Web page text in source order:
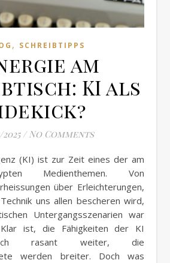
, SCHREIBTIPPS
am
KI als
/ No Comments
Medienthemen. Von
über Erleichterungen,
uns allen bescheren wird,
Untergangsszenarien war
ist, die Fähigkeiten der KI
rasant weiter, die
werden breiter. Doch was